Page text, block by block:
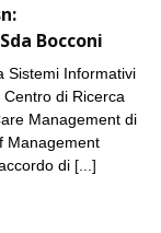
Bocconi
Sistemi Informativi
di Ricerca
Management di
Management
di [...]